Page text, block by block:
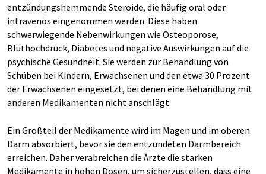
entzündungshemmende Steroide, die häufig oral oder
intravenös eingenommen werden. Diese haben
schwerwiegende Nebenwirkungen wie Osteoporose,
Bluthochdruck, Diabetes und negative Auswirkungen auf die
psychische Gesundheit. Sie werden zur Behandlung von
Schüben bei Kindern, Erwachsenen und den etwa 30 Prozent
der Erwachsenen eingesetzt, bei denen eine Behandlung mit
anderen Medikamenten nicht anschlägt.
Ein Großteil der Medikamente wird im Magen und im oberen
Darm absorbiert, bevor sie den entzündeten Darmbereich
erreichen. Daher verabreichen die Ärzte die starken
Medikamente in hohen Dosen, um sicherzustellen, dass eine